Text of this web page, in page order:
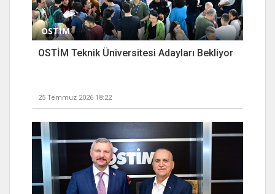
OSTİM
OSTİM Teknik Üniversitesi Adayları Bekliyor
25 Temmuz 2026 18:22